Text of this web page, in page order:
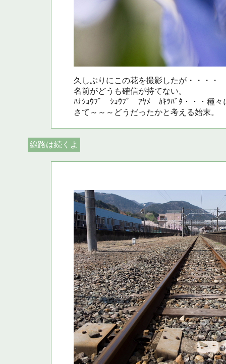
久しぶりにこの花を撮影したが・・・・
名前がどうも確信が持てない。
ﾊﾅｼｮｳﾌﾞ ｼｮｳﾌﾞ ｱﾔﾒ ｶｷﾂﾊﾞﾀ・・・種々
さて～～～どうだったかと考える始末。
線路は続くよ